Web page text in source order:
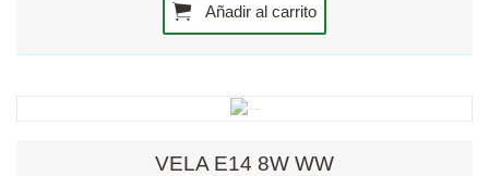
Añadir al carrito
VELA E14 8W WW